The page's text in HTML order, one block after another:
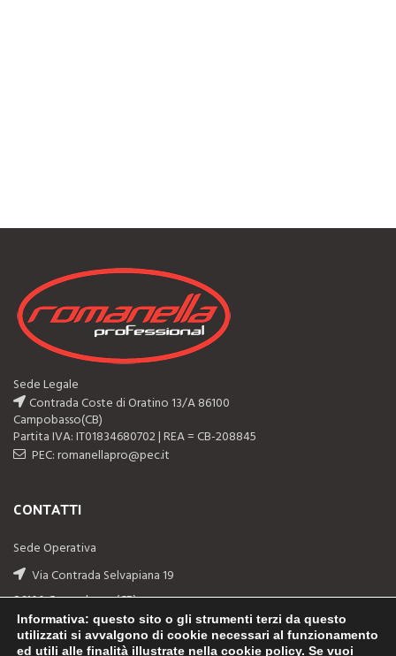
Sede Legale
Contrada Coste di Oratino 13/A 86100
Campobasso(CB)
Partita IVA: IT01834680702 | REA = CB-208845
PEC: romanellapro@pec.it
CONTATTI
Sede Operativa
Via Contrada Selvapiana 19
86100 Campobasso(CB)
Telefono: (+39) 0874-311044
Informativa: questo sito o gli strumenti terzi da questo
utilizzati si avvalgono di cookie necessari al funzionamento
ed utili alle finalità illustrate nella cookie policy. Se vuoi